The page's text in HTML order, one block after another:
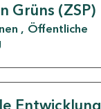
Grüns (ZSP)
Öffentliche